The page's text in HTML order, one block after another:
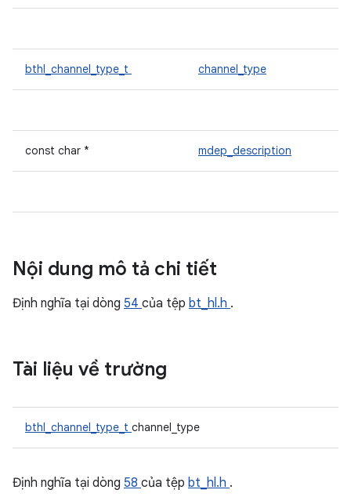
bthl_channel_type_t channel_type
const char * mdep_description
Nội dung mô tả chi tiết
Định nghĩa tại dòng 54 của tệp bt_hl.h .
Tài liệu về trường
bthl_channel_type_t channel_type
Định nghĩa tại dòng 58 của tệp bt_hl.h .